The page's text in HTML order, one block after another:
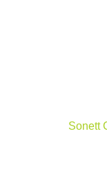
Sonett